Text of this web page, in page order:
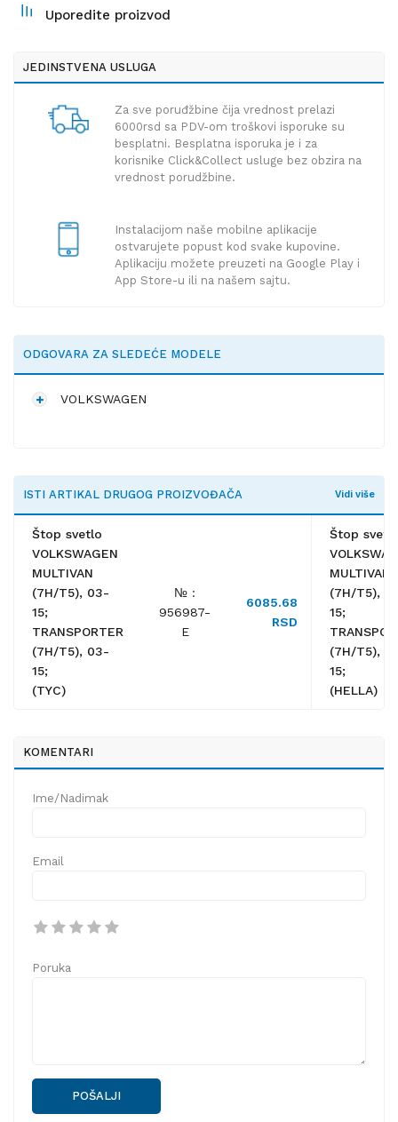
Uporedite proizvod
JEDINSTVENA USLUGA
Za sve poruđžbine čija vrednost prelazi
6000rsd sa PDV-om troškovi isporuke su
besplatni. Besplatna isporuka je i za
korisnike Click&Collect usluge bez obzira na
vrednost porudžbine.
Instalacijom naše mobilne aplikacije
ostvarujete popust kod svake kupovine.
Aplikaciju možete preuzeti na Google Play i
App Store-u ili na našem sajtu.
ODGOVARA ZA SLEDEĆE MODELE
VOLKSWAGEN
ISTI ARTIKAL DRUGOG PROIZVOĐAČA Vidi više
Štop svetlo
VOLKSWAGEN
MULTIVAN
(7H/T5), 03-
15;
TRANSPORTER
(7H/T5), 03-
15;
(TYC)
№ :
956987-
E
6085.68
RSD
Štop
MULTIVAN
(7H/T5),
15;
(7H/T5),
15;
(HELLA)
KOMENTARI
Ime/Nadimak
Email
Poruka
POŠALJI